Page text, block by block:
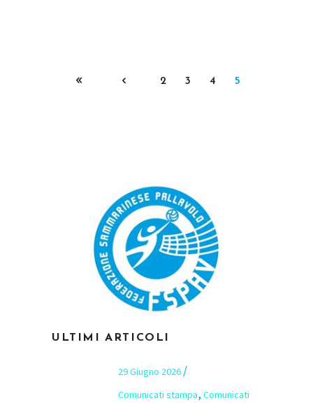
2 3 4 5
ULTIMI ARTICOLI
29 Giugno 2026
Comunicati stampa, Comunicati